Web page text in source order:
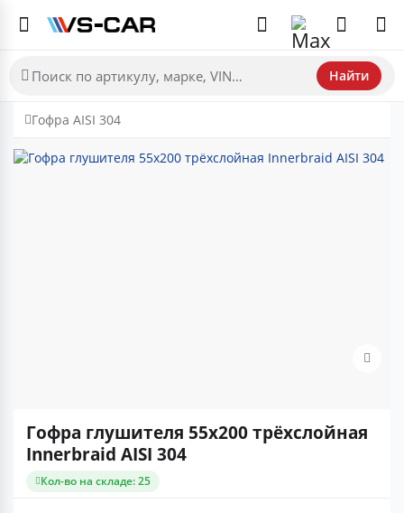
Найти
Гофра AISI 304
Гофра глушителя 55x200 трёхслойная
Innerbraid AISI 304
Кол-во на складе: 25